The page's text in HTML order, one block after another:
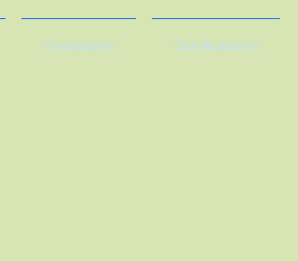
Contáctanos Certificaciones